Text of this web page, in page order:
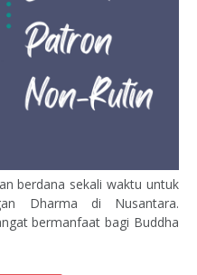
berdana sekali waktu untuk
Dharma di Nusantara.
bermanfaat bagi Buddha